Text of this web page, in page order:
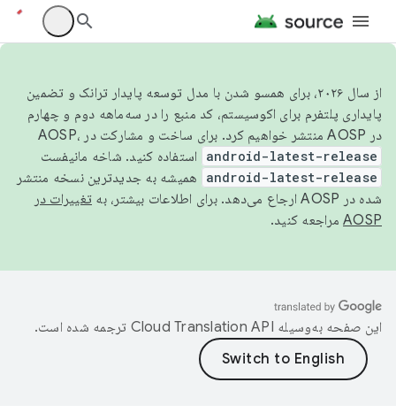
از سال ۲۰۲۶، برای همسو شدن با مدل توسعه پایدار ترانک و تضمین
پایداری پلتفرم برای اکوسیستم، کد منبع را در سه‌ماهه دوم و چهارم
در AOSP منتشر خواهیم کرد. برای ساخت و مشارکت در AOSP،
android-latest-release استفاده کنید. شاخه مانیفست
android-latest-release
همیشه به جدیدترین نسخه منتشر
شده در AOSP ارجاع می‌دهد. برای اطلاعات بیشتر، به
تغییرات در
AOSP مراجعه کنید.
این صفحه به‌وسیله ترجمه شده است.